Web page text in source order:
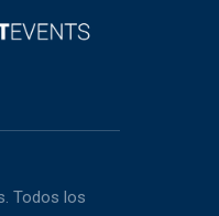
Todos los